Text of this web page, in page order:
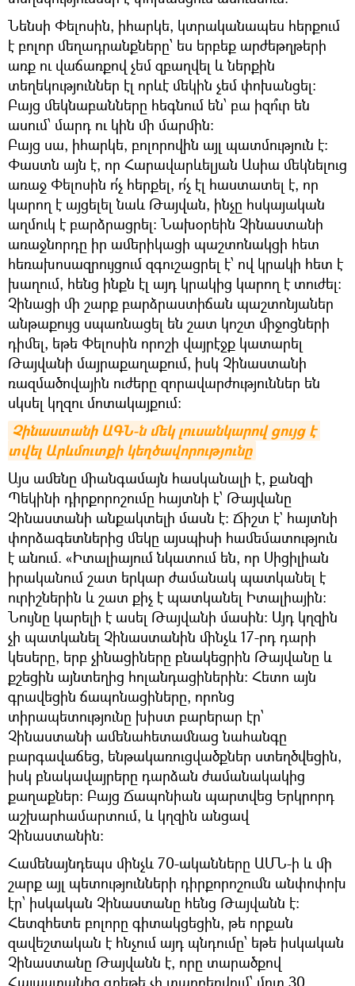
Նենսի Փելոսին, իհարկե, կտրականապես հերքում
է բոլոր մեղադրանքները՝ ես երբեք արժեթղթերի
առք ու վաճառքով չեմ զբաղվել և ներքին
տեղեկություններ էլ որևէ մեկին չեմ փոխանցել։
Բայց մեկնաբանները հեգնում են՝ բա իզո՞ւր են
ասում՝ մարդ ու կին մի մարմին։
​Բայց սա, իհարկե, բոլորովին այլ պատմություն է։
Փաստն այն է, որ Հարավարևելյան Ասիա մեկնելուց
առաջ Փելոսին ո՛չ հերքել, ո՛չ էլ հաստատել է, որ
կարող է այցելել նաև Թայվան, ինչը հսկայական
աղմուկ է բարձրացրել։ Նախօրեին Չինաստանի
առաջնորդը իր ամերիկացի պաշտոնակցի հետ
հեռախոսազրույցում զգուշացրել է՝ ով կրակի հետ է
խաղում, հենց ինքն էլ այդ կրակից կարող է տուժել։
Չինացի մի շարք բարձրաստիճան պաշտոնյաներ
անթաքույց սպառնացել են շատ կոշտ միջոցների
դիմել, եթե Փելոսին որոշի վայրէջք կատարել
Թայվանի մայրաքաղաքում, իսկ Չինաստանի
ռազմածովային ուժերը զորավարժություններ են
սկսել կղզու մոտակայքում։
Չինաստանի ԱԳՆ-ն մեկ լուսանկարով ցույց է
տվել Արևմուտքի կեղծավորությունը
​Այս ամենը միանգամայն հասկանալի է, քանզի
Պեկինի դիրքորոշումը հայտնի է՝ Թայվանը
Չինաստանի անքակտելի մասն է։ Ճիշտ է` հայտնի
փորձագետներից մեկը այսպիսի համեմատություն
է անում. «Իտալիայում նկատում են, որ Սիցիլիան
իրականում շատ երկար ժամանակ պատկանել է
ուրիշներին և շատ քիչ է պատկանել Իտալիային։
Նույնը կարելի է ասել Թայվանի մասին։ Այդ կղզին
չի պատկանել Չինաստանին մինչև 17-րդ դարի
կեսերը, երբ չինացիները բնակեցրին Թայվանը և
քշեցին այնտեղից հոլանդացիներին։ Հետո այն
գրավեցին ճապոնացիները, որոնց
տիրապետությունը խիստ բարերար էր՝
Չինաստանի ամենահետամնաց նահանգը
բարգավաճեց, ենթակառուցվածքներ ստեղծվեցին,
իսկ բնակավայրերը դարձան ժամանակակից
քաղաքներ։ Բայց Ճապոնիան պարտվեց Երկրորդ
աշխարհամարտում, և կղզին անցավ
Չինաստանին։
​Համենայնդեպս մինչև 70-ականները ԱՄՆ-ի և մի
շարք այլ պետությունների դիրքորոշումն անփոփոխ
էր՝ իսկական Չինաստանը հենց Թայվանն է։
Հետզհետե բոլորը գիտակցեցին, թե որքան
զավեշտական է հնչում այդ պնդումը՝ եթե իսկական
Չինաստանը Թայվանն է, որը տարածքով
Հայաստանից գրեթե չի տարբերվում՝ մոտ 30